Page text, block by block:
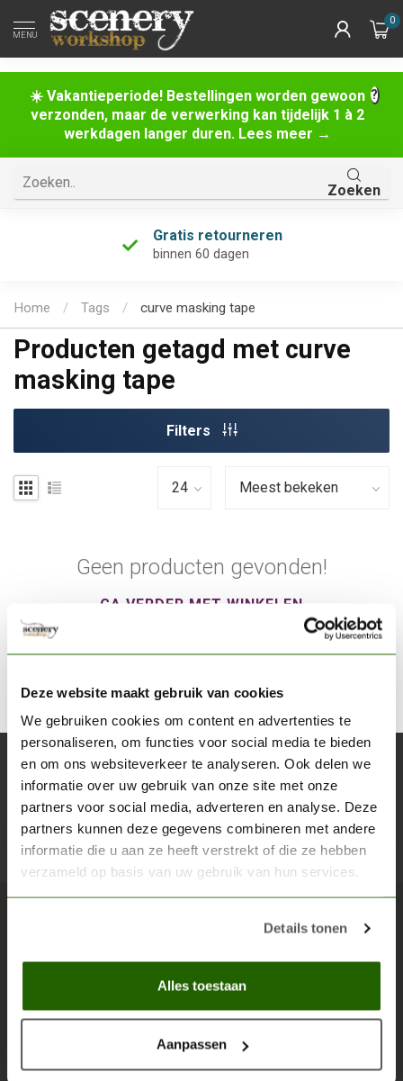
Deze website maakt gebruik van cookies
We gebruiken cookies om content en advertenties te
personaliseren, om functies voor social media te bieden
en om ons websiteverkeer te analyseren. Ook delen we
informatie over uw gebruik van onze site met onze
partners voor social media, adverteren en analyse. Deze
partners kunnen deze gegevens combineren met andere
informatie die u aan ze heeft verstrekt of die ze hebben
verzameld op basis van uw gebruik van hun services.
Details tonen
Alles toestaan
Aanpassen
☀️ Vakantieperiode! Bestellingen worden gewoon
verzonden, maar de verwerking kan tijdelijk 1 à 2
werkdagen langer duren. Lees meer →
MENU
0
Zoeken
Gratis retourneren
binnen 60 dagen
Home / Tags / curve masking tape
Producten getagd met curve
masking tape
Filters
Geen producten gevonden!
GA VERDER MET WINKELEN
Abonneer je op onze nieuwsbrief
Blijf op de hoogte over onze laatste acties
Alles voor je miniature wargaming en scenery
Grootstalselaan 46